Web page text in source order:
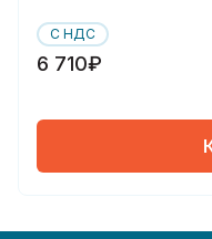
С НДС
6 710₽